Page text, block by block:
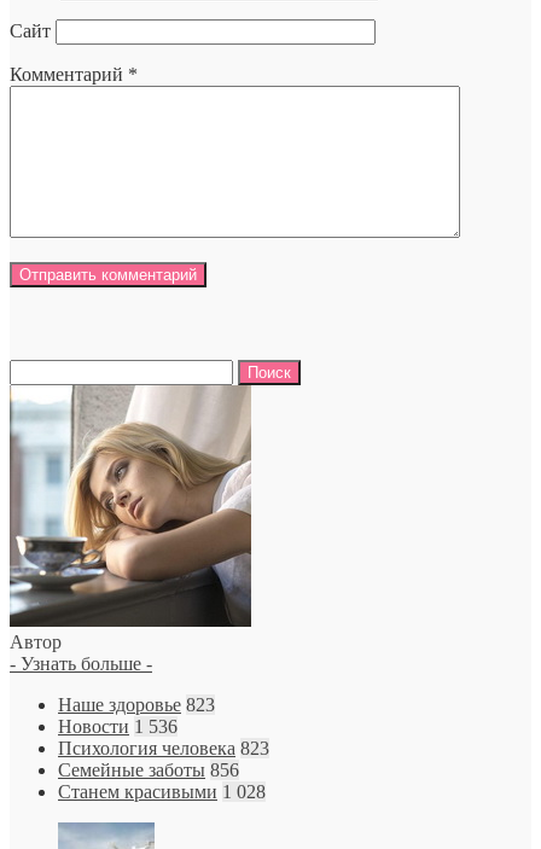
Сайт
Комментарий *
Автор
- Узнать больше -
Наше здоровье 823
Новости 1 536
Психология человека 823
Семейные заботы 856
Станем красивыми 1 028